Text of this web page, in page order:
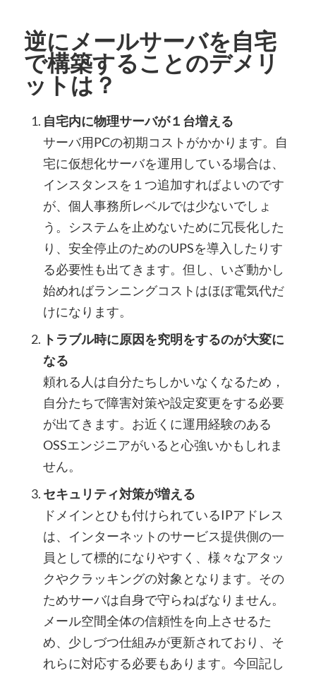
逆にメールサーバを自宅
で構築することのデメリ
ットは？
自宅内に物理サーバが１台増える
サーバ用PCの初期コストがかかります。自
宅に仮想化サーバを運用している場合は、
インスタンスを１つ追加すればよいのです
が、個人事務所レベルでは少ないでしょ
う。システムを止めないために冗長化した
り、安全停止のためのUPSを導入したりす
る必要性も出てきます。但し、いざ動かし
始めればランニングコストはほぼ電気代だ
けになります。
トラブル時に原因を究明をするのが大変に
なる
頼れる人は自分たちしかいなくなるため，
自分たちで障害対策や設定変更をする必要
が出てきます。お近くに運用経験のある
OSSエンジニアがいると心強いかもしれま
せん。
セキュリティ対策が増える
ドメインとひも付けられているIPアドレス
は、インターネットのサービス提供側の一
員として標的になりやすく、様々なアタッ
クやクラッキングの対象となります。その
ためサーバは自身で守らねばなりません。
メール空間全体の信頼性を向上させるた
め、少しづつ仕組みが更新されており、そ
れらに対応する必要もあります。今回記し